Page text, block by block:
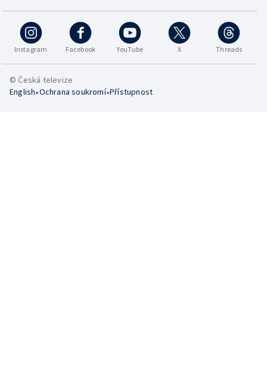
Instagram Facebook YouTube X Threads
© Česká televize
English•Ochrana soukromí•Přístupnost